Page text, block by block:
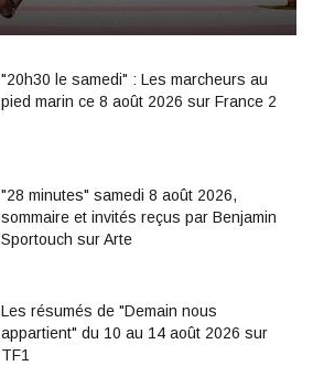
"20h30 le samedi" : Les marcheurs au
pied marin ce 8 août 2026 sur France 2
"28 minutes" samedi 8 août 2026,
sommaire et invités reçus par Benjamin
Sportouch sur Arte
Les résumés de "Demain nous
appartient" du 10 au 14 août 2026 sur
TF1